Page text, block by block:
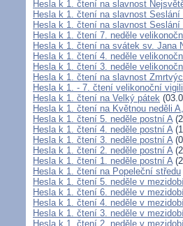
Hesla k 1. čtení na slavnost
Hesla k 1. čtení na slavnost
Hesla k 1. čtení na slavnost
Hesla k 1. čtení 7. neděle
Hesla k 1. čtení na svátek sv. Jana
Hesla k 1. čtení 4. neděle
Hesla k 1. čtení 3. neděle
Hesla k 1. čtení na slavnost
Hesla k 1. - 7. čtení velikonoční
Hesla k 1. čtení na Velký pátek
Hesla k 1. čtení na Květnou neděli
Hesla k 1. čtení 5. neděle postní A
Hesla k 1. čtení 4. neděle postní A
Hesla k 1. čtení 3. neděle postní A
Hesla k 1. čtení 2. neděle postní A
Hesla k 1. čtení 1. neděle postní A
Hesla k 1. čtení na Popeleční středu
Hesla k 1. čtení 5. neděle v
Hesla k 1. čtení 6. neděle v
Hesla k 1. čtení 4. neděle v
Hesla k 1. čtení 3. neděle v
Hesla k 1. čtení 2. neděle v